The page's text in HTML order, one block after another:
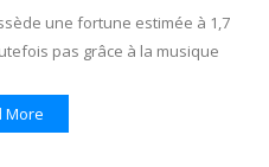
une fortune estimée à 1,7
pas grâce à la musique
More